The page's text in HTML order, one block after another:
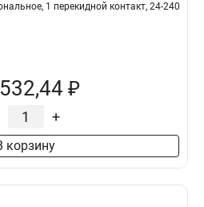
1 перекидной контакт, 24-240
₽
+
корзину